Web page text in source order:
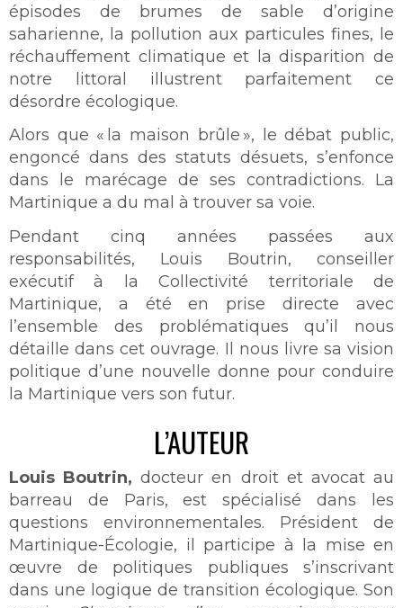
épisodes de brumes de sable d’origine
saharienne, la pollution aux particules fines, le
réchauffement climatique et la disparition de
notre littoral illustrent parfaitement ce
désordre écologique.
Alors que « la maison brûle », le débat public,
engoncé dans des statuts désuets, s’enfonce
dans le marécage de ses contradictions. La
Martinique a du mal à trouver sa voie.
Pendant cinq années passées aux
responsabilités, Louis Boutrin, conseiller
exécutif à la Collectivité territoriale de
Martinique, a été en prise directe avec
l’ensemble des problématiques qu’il nous
détaille dans cet ouvrage. Il nous livre sa vision
politique d’une nouvelle donne pour conduire
la Martinique vers son futur.
L’AUTEUR
Louis Boutrin, docteur en droit et avocat au
barreau de Paris, est spécialisé dans les
questions environnementales. Président de
Martinique-Écologie, il participe à la mise en
œuvre de politiques publiques s’inscrivant
dans une logique de transition écologique. Son